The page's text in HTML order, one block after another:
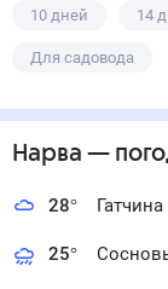
10 дней 14
Для садовода
Нарва —
28° Гатчина
25°